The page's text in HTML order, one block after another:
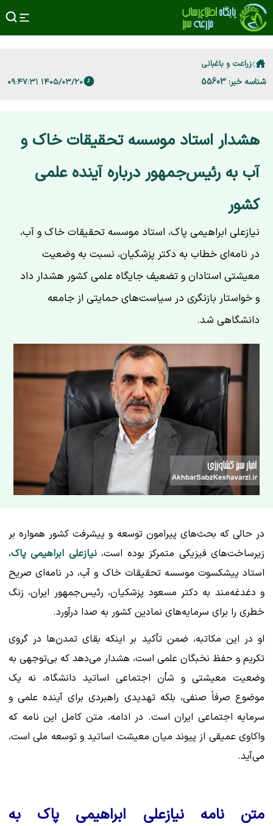
زراعت و باغبانی
شناسه خبر: 55603 ۱۴۰۵/۰۳/۲۰ ۰۹:۴۷:۳۱
هشدار استاد موسسه تحقیقات خاک و
آب به رئیس‌جمهور درباره آینده علمی
کشور
نیازعلی ابراهیمی پاک، استاد موسسه تحقیقات خاک و آب،
در نامه‌ای خطاب به دکتر پزشکیان، نسبت به وضعیت
معیشتی استادان و تضعیف جایگاه علمی کشور هشدار داد
و خواستار بازنگری در سیاست‌های حمایتی از جامعه
دانشگاهی شد.
در حالی که بحث‌های پیرامون توسعه و پیشرفت کشور همواره بر
زیرساخت‌های فیزیکی متمرکز بوده است،نیازعلی ابراهیمی پاک،
استاد پیشکسوت موسسه تحقیقات خاک و آب، در نامه‌ای صریح
و دغدغه‌مند به دکتر مسعود پزشکیان، رئیس‌جمهور ایران، زنگ
خطری را برای سرمایه‌های نمادین کشور به صدا درآورد.
او در این مکاتبه، ضمن تأکید بر اینکه بقای تمدن‌ها در گروی
تکریم و حفظ نخبگان علمی است، هشدار می‌دهد که بی‌توجهی به
وضعیت معیشتی و شأن اجتماعی اساتید دانشگاه، نه یک
موضوع صرفاً صنفی، بلکه تهدیدی راهبردی برای آینده علمی و
سرمایه اجتماعی ایران است. در ادامه، متن کامل این نامه که
واکاوی عمیقی از پیوند میان معیشت اساتید و توسعه ملی است،
می‌آید.
متن نامه نیازعلی ابراهیمی پاک به